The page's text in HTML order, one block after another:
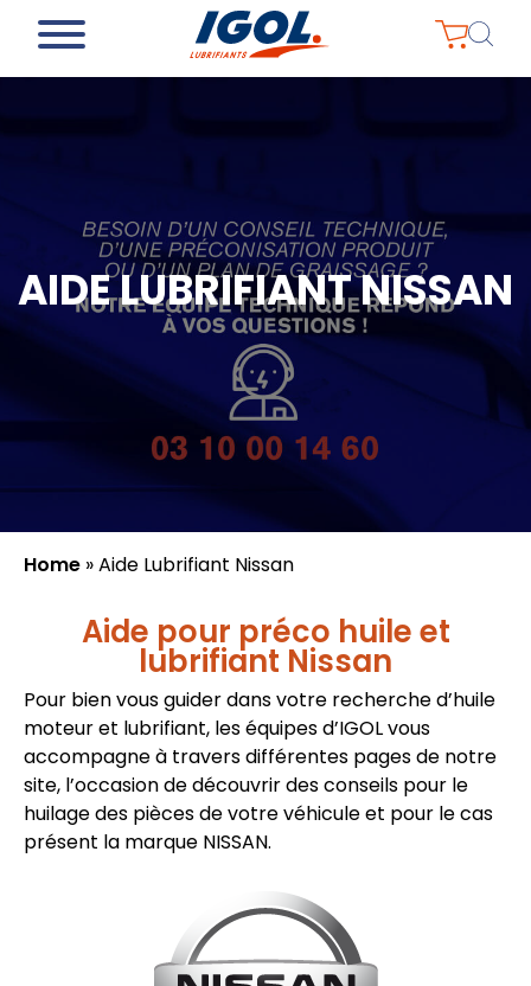
AIDE LUBRIFIANT NISSAN
Home »Aide Lubrifiant Nissan
Aide pour préco huile et
lubrifiant Nissan
Pour bien vous guider dans votre recherche d’huile
moteur et lubrifiant, les équipes d’IGOL vous
accompagne à travers différentes pages de notre
site, l’occasion de découvrir des conseils pour le
huilage des pièces de votre véhicule et pour le cas
présent la marque NISSAN.